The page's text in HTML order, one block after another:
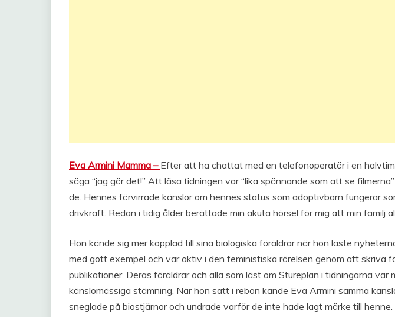
Eva Armini Mamma – Efter att ha chattat med en telefonoperatör i en
säga “jag gör det!” Att läsa tidningen var “lika spännande som att se
de. Hennes förvirrade känslor om hennes status som adoptivbarn fungerar
drivkraft. Redan i tidig ålder berättade min akuta hörsel för mig att min familj
Hon kände sig mer kopplad till sina biologiska föräldrar när hon läste
med gott exempel och var aktiv i den feministiska rörelsen genom att skriva
publikationer. Deras föräldrar och alla som läst om Stureplan i tidningarna var
känslomässiga stämning. När hon satt i rebon kände Eva Armini samma
sneglade på biostjärnor och undrade varför de inte hade lagt märke till henne.